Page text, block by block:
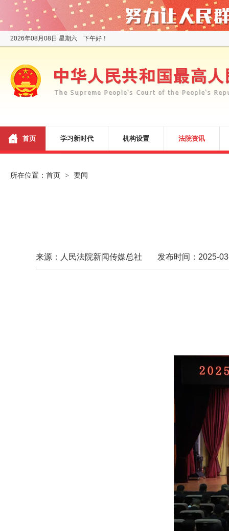
2026年08月08日 星期六 下午好！
首页 学习新时代 机构设置 法院资讯
所在位置： 首页 > 要闻
来源：人民法院新闻传媒总社 发布时间：2025-